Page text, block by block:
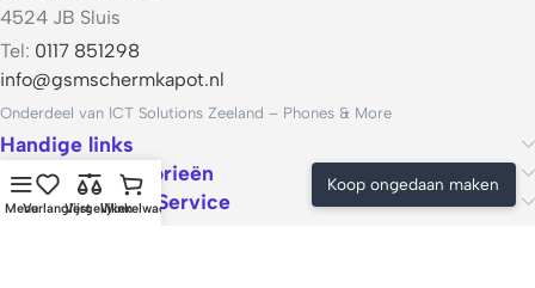
4524 JB Sluis
Tel: 0117 851298
info@gsmschermkapot.nl
Onderdeel van ICT Solutions Zeeland – Phones & More
Handige links
Populaire categorieën
Voorwaarden & Service
MenuVerlanglijstVergelijkenWinkelwagen
Koop ongedaan maken